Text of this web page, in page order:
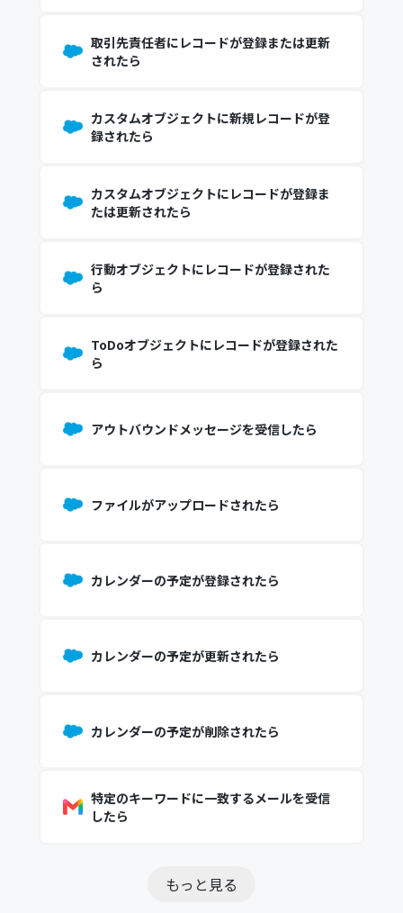
取引先責任者にレコードが登録または更新
されたら
カスタムオブジェクトに新規レコードが登
録されたら
カスタムオブジェクトにレコードが登録ま
たは更新されたら
行動オブジェクトにレコードが登録された
ら
ToDoオブジェクトにレコードが登録された
ら
アウトバウンドメッセージを受信したら
ファイルがアップロードされたら
カレンダーの予定が登録されたら
カレンダーの予定が更新されたら
カレンダーの予定が削除されたら
特定のキーワードに一致するメールを受信
したら
もっと見る